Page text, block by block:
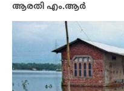
ആരതി എം.ആർ